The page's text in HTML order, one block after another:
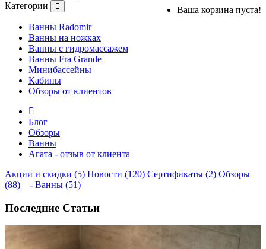
Ваша корзина пуста!
Категории
Ванны Radomir
Ванны на ножках
Ванны с гидромассажем
Ванны Fra Grande
Минибассейны
Кабины
Обзоры от клиентов
Блог
Обзоры
Ванны
Агата - отзыв от клиента
Акции и скидки (5) Новости (120) Сертификаты (2) Обзоры
(88)
- Ванны (51)
Последние Статьи